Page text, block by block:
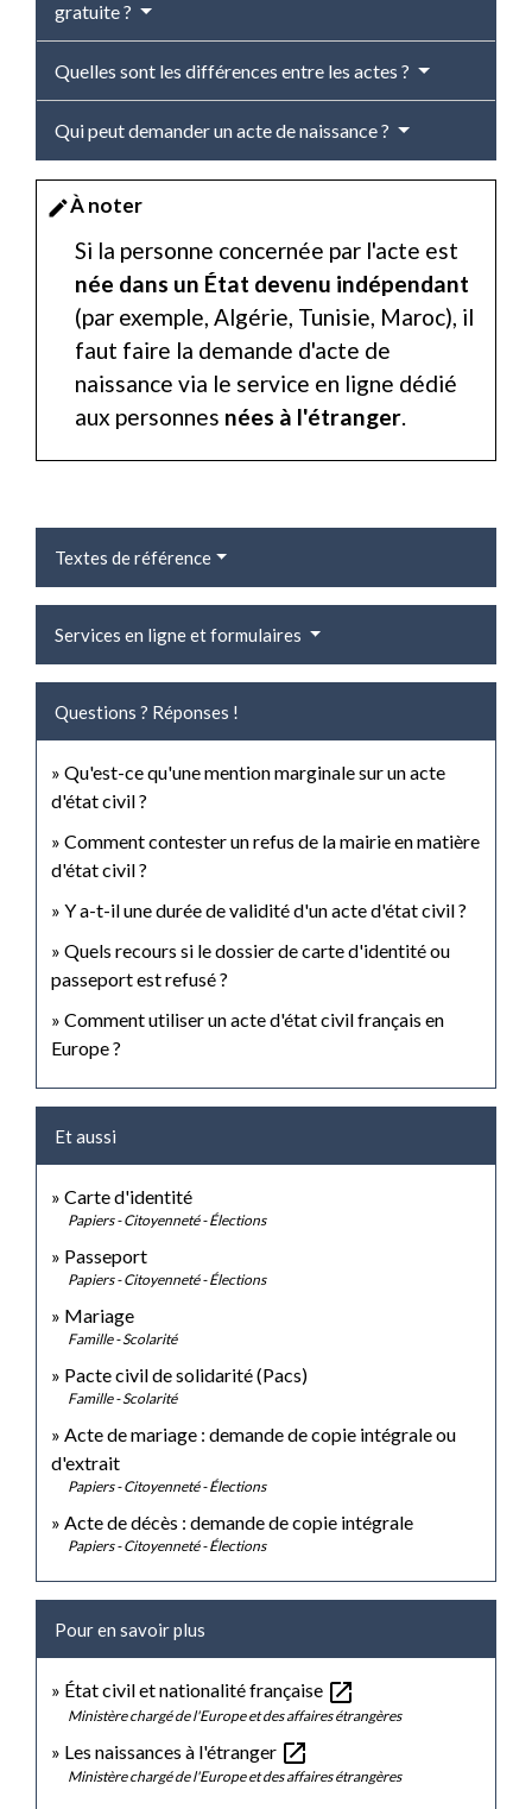
gratuite ?
Quelles sont les différences entre les actes ?
Qui peut demander un acte de naissance ?
editÀ noter
Si la personne concernée par l'acte est
née dans un État devenu indépendant
(par exemple, Algérie, Tunisie, Maroc), il
faut faire la demande d'acte de
naissance via le service en ligne dédié
aux personnes nées à l'étranger.
Textes de référence
Services en ligne et formulaires
Questions ? Réponses !
Qu'est-ce qu'une mention marginale sur un acte
d'état civil ?
Comment contester un refus de la mairie en matière
d'état civil ?
Y a-t-il une durée de validité d'un acte d'état civil ?
Quels recours si le dossier de carte d'identité ou
passeport est refusé ?
Comment utiliser un acte d'état civil français en
Europe ?
Et aussi
Carte d'identité
Papiers - Citoyenneté - Élections
Passeport
Papiers - Citoyenneté - Élections
Mariage
Famille - Scolarité
Pacte civil de solidarité (Pacs)
Famille - Scolarité
Acte de mariage : demande de copie intégrale ou
d'extrait
Papiers - Citoyenneté - Élections
Acte de décès : demande de copie intégrale
Papiers - Citoyenneté - Élections
Pour en savoir plus
État civil et nationalité française open_in_new
Ministère chargé de l'Europe et des affaires étrangères
Les naissances à l'étranger open_in_new
Ministère chargé de l'Europe et des affaires étrangères